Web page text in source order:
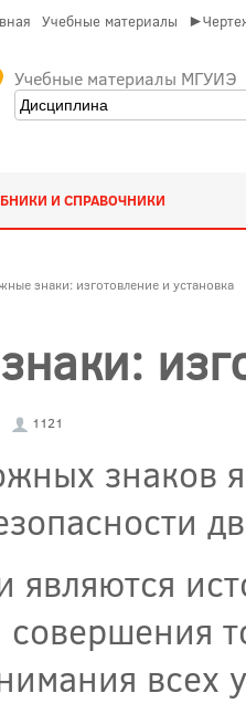
Учебные материалы
Учебные материалы МГУИЭ
И СПРАВОЧНИКИ
знаки: изготовление и установка
1121
знаков
являются
всех